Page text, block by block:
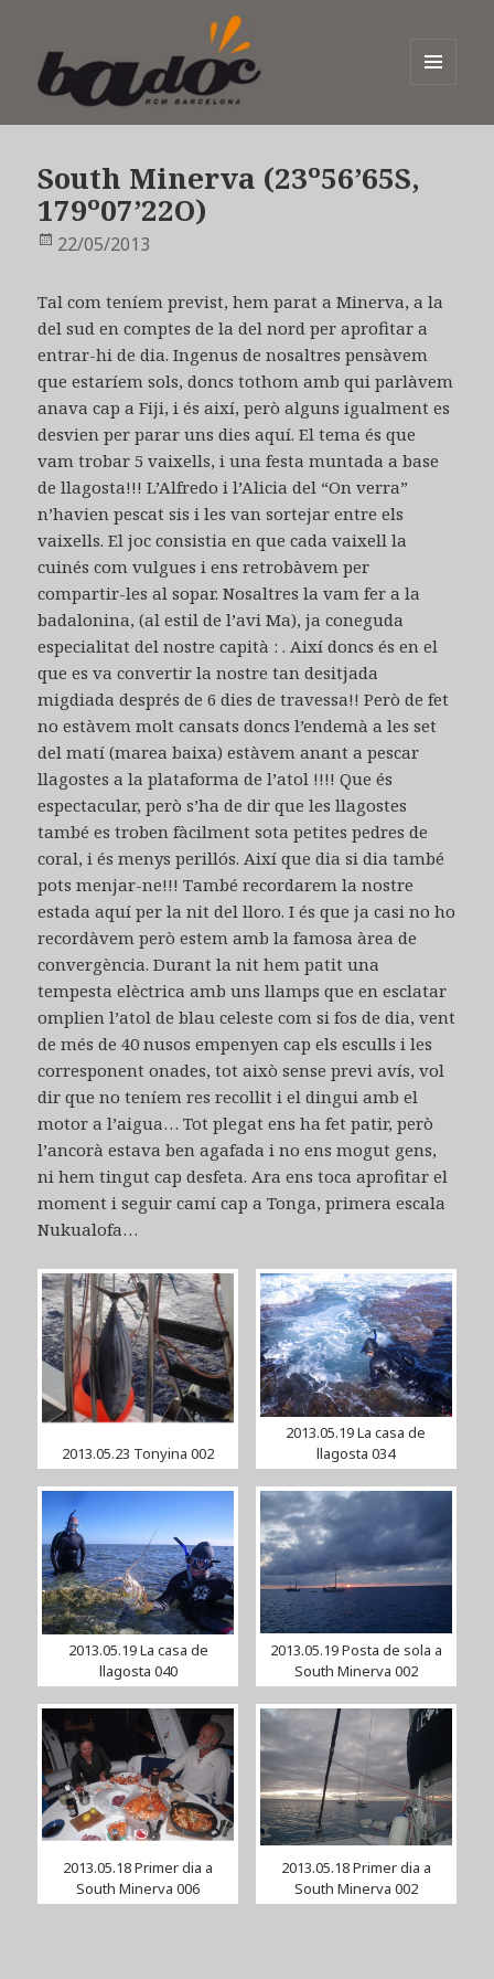
GINYS
South Minerva (23º56’65S,
179º07’22O)
Publicat
22/05/2013
Tal com teníem previst, hem parat a Minerva, a la
del sud en comptes de la del nord per aprofitar a
entrar-hi de dia. Ingenus de nosaltres pensàvem
que estaríem sols, doncs tothom amb qui parlàvem
anava cap a Fiji, i és així, però alguns igualment es
desvien per parar uns dies aquí. El tema és que
vam trobar 5 vaixells, i una festa muntada a base
de llagosta!!! L’Alfredo i l’Alicia del “On verra”
n’havien pescat sis i les van sortejar entre els
vaixells. El joc consistia en que cada vaixell la
cuinés com vulgues i ens retrobàvem per
compartir-les al sopar. Nosaltres la vam fer a la
badalonina, (al estil de l’avi Ma), ja coneguda
especialitat del nostre capità : . Així doncs és en el
que es va convertir la nostre tan desitjada
migdiada després de 6 dies de travessa!! Però de fet
no estàvem molt cansats doncs l’endemà a les set
del matí (marea baixa) estàvem anant a pescar
llagostes a la plataforma de l’atol !!!! Que és
espectacular, però s’ha de dir que les llagostes
també es troben fàcilment sota petites pedres de
coral, i és menys perillós. Així que dia si dia també
pots menjar-ne!!! També recordarem la nostre
estada aquí per la nit del lloro. I és que ja casi no ho
recordàvem però estem amb la famosa àrea de
convergència. Durant la nit hem patit una
tempesta elèctrica amb uns llamps que en esclatar
omplien l’atol de blau celeste com si fos de dia, vent
de més de 40 nusos empenyen cap els esculls i les
corresponent onades, tot això sense previ avís, vol
dir que no teníem res recollit i el dingui amb el
motor a l’aigua… Tot plegat ens ha fet patir, però
l’ancorà estava ben agafada i no ens mogut gens,
ni hem tingut cap desfeta. Ara ens toca aprofitar el
moment i seguir camí cap a Tonga, primera escala
Nukualofa…
2013.05.23 Tonyina 002
2013.05.19 La casa de
llagosta 034
2013.05.19 La casa de
llagosta 040
2013.05.19 Posta de sola a
South Minerva 002
2013.05.18 Primer dia a
South Minerva 006
2013.05.18 Primer dia a
South Minerva 002